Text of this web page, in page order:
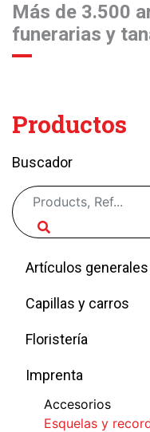
Más de 3.500
funerarias y
Productos
Buscador
Artículos generales
Capillas y carros
Floristería
Imprenta
Accesorios
Esquelas y